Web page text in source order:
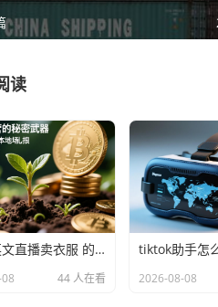
读
tiktok英文直播卖衣服 的延伸长尾关键词是那些
44 人在看
tiktok助手怎
2026-08-08